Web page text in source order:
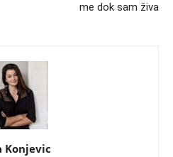
me dok sam živa
Konjevic